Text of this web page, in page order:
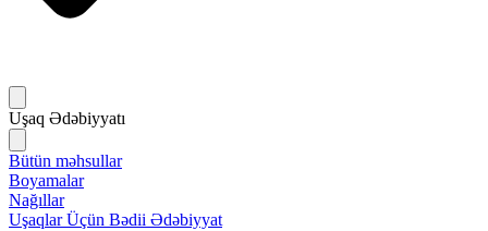
Uşaq Ədəbiyyatı
Bütün məhsullar
Boyamalar
Nağıllar
Uşaqlar Üçün Bədii Ədəbiyyat